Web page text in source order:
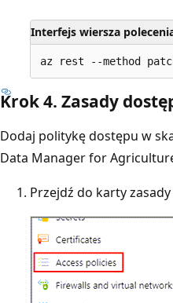
Interfejs wiersza
Krok 4. Zasady
Dodaj politykę dostępu w
Data Manager for
Przejdź do karty